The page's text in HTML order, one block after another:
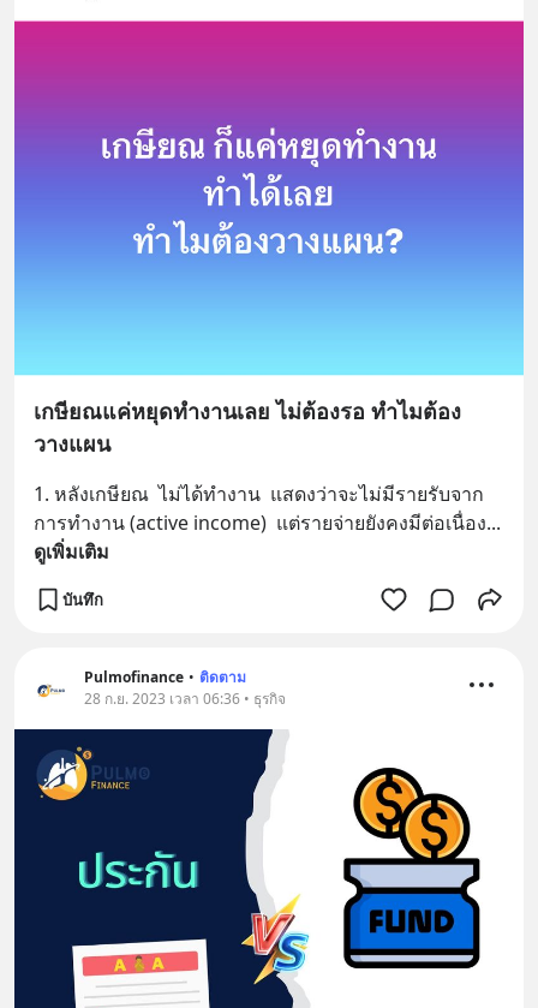
เกษียณแค่หยุดทำงานเลย ไม่ต้องรอ ทำไมต้อง
วางแผน
1. หลังเกษียณ  ไม่ได้ทำงาน  แสดงว่าจะไม่มีรายรับจาก
การทำงาน (active income)  แต่รายจ่ายยังคงมีต่อเนื่อง
ดูเพิ่มเติม
บันทึก
Pulmofinance • ติดตาม
28 ก.ย. 2023 เวลา 06:36 • ธุรกิจ